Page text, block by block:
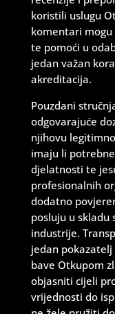
koristili uslugu
komentari
te pomoći u
jedan važan
akreditacija.
Pouzdani
odgovarajuće
njihovu
imaju li
djelatnosti te
profesionalnih
dodatno
posluju u skladu
industrije.
jedan pokazatelj
bave Otkupom
objasniti cijeli
vrijednosti do